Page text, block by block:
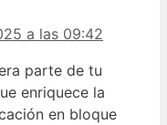
a las 09:42
parte de tu
enriquece la
en bloque